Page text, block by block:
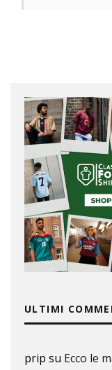
ULTIMI
prip su Ecco le